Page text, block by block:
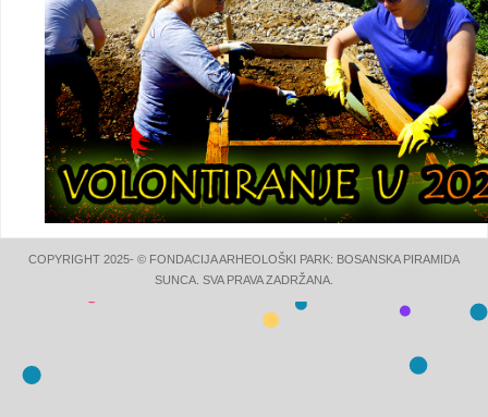
COPYRIGHT 2025- © FONDACIJA ARHEOLOŠKI PARK: BOSANSKA PIRAMIDA
SUNCA. SVA PRAVA ZADRŽANA.